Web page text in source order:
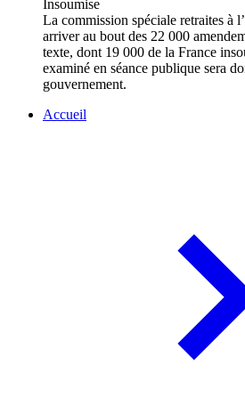
La commission spéciale retraites à
arriver au bout des 22 000
texte, dont 19 000 de la France
examiné en séance publique sera
gouvernement.
Accueil